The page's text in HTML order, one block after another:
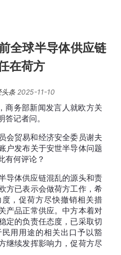
全球半导体供应链
在荷方
头条2025-11-10
商务部新闻发言人就欧方关
记者问。
会贸易和经济安全委员谢夫
户发布关于安世半导体问题
有何评论？
导体供应链混乱的源头和责
方已表示会做荷方工作，希
，促荷方尽快撤销相关措
产品正常供应。中方本着对
定的负责任态度，已采取切
用用途的相关出口予以豁
继续发挥影响力，促荷方尽